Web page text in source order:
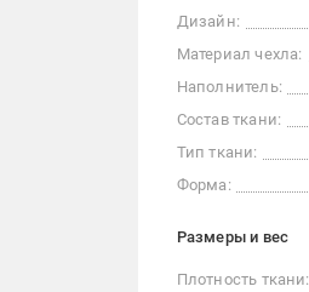
Дизайн:
Материал чехла:
Наполнитель:
Состав ткани:
Тип ткани:
Форма:
Размеры и вес
Плотность ткани: